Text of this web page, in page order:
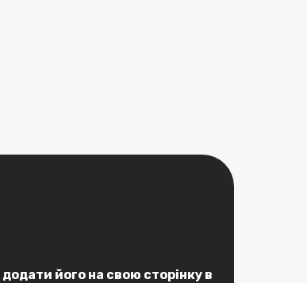
додати його на свою сторінку в